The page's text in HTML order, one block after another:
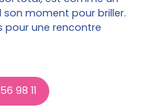
moment pour briller.
une rencontre
98 11